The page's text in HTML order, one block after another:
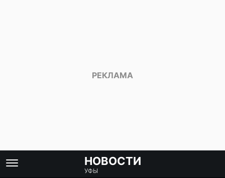
НОВОСТИ
УФЫ